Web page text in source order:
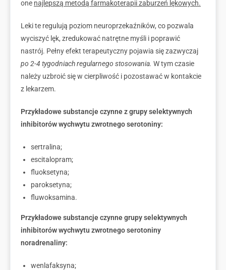
one najlepszą metodą farmakoterapii zaburzeń lękowych.
Leki te regulują poziom neuroprzekaźników, co pozwala
wyciszyć lęk, zredukować natrętne myśli i poprawić
nastrój. Pełny efekt terapeutyczny pojawia się zazwyczaj
po 2-4 tygodniach regularnego stosowania. W tym czasie
należy uzbroić się w cierpliwość i pozostawać w kontakcie
z lekarzem.
Przykładowe substancje czynne z grupy selektywnych
inhibitorów wychwytu zwrotnego serotoniny:
sertralina;
escitalopram;
fluoksetyna;
paroksetyna;
fluwoksamina.
Przykładowe substancje czynne grupy selektywnych
inhibitorów wychwytu zwrotnego serotoniny
noradrenaliny:
wenlafaksyna;